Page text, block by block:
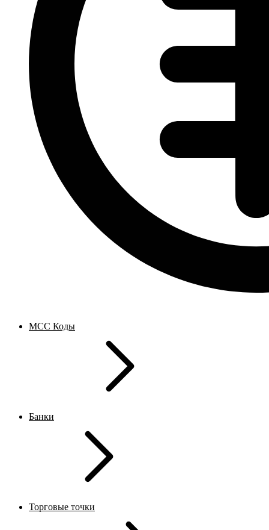
MCC Коды
Банки
Торговые точки